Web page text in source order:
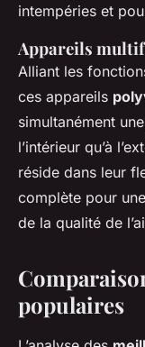
intempéries et
Appareils
Alliant les
ces appareils
simultanément
l’intérieur qu’à
réside dans leur
complète pour
de la qualité de
populaires